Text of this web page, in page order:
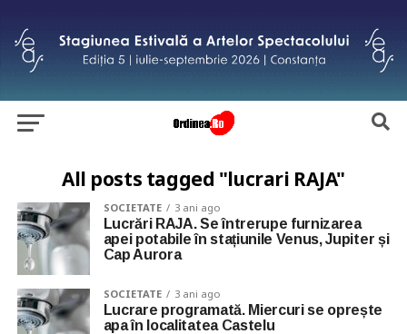
All posts tagged "lucrari RAJA"
SOCIETATE 3 ani ago
Lucrări RAJA. Se întrerupe furnizarea
apei potabile în stațiunile Venus, Jupiter și
Cap Aurora
SOCIETATE 3 ani ago
Lucrare programată. Miercuri se oprește
apa în localitatea Castelu